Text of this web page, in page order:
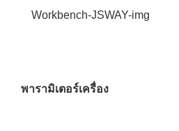
พารามิเตอร์เครื่อง